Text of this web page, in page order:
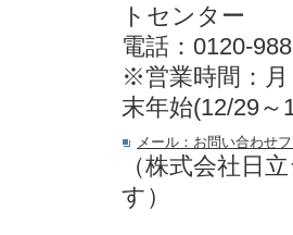
トセンター
電話：0120-
※営業時間：
末年始(12/29～
メール：お問い合わせ
（株式会社日
す）